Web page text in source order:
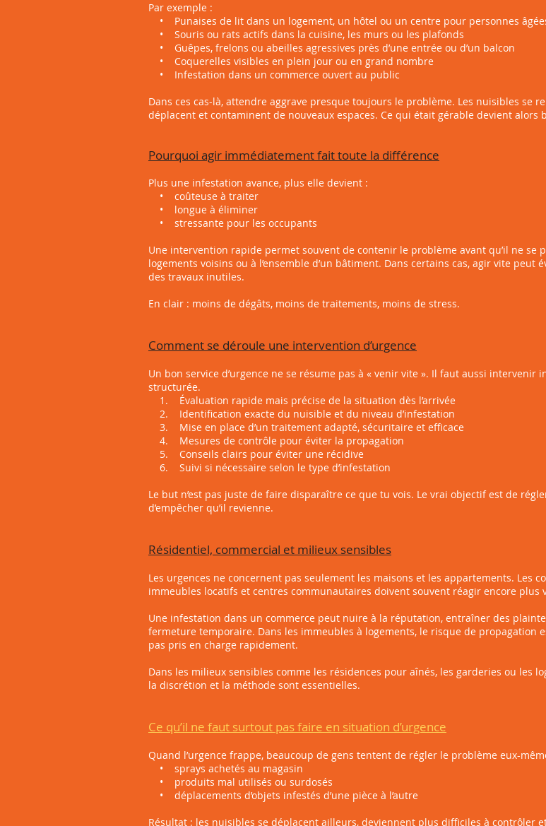
Par exemple :
• Punaises de lit dans un logement, un hôtel ou un centre pour personnes
• Souris ou rats actifs dans la cuisine, les murs ou les plafonds
• Guêpes, frelons ou abeilles agressives près d’une entrée ou d’un balcon
• Coquerelles visibles en plein jour ou en grand nombre
• Infestation dans un commerce ouvert au public
Dans ces cas-là, attendre aggrave presque toujours le problème. Les nuisibles se
déplacent et contaminent de nouveaux espaces. Ce qui était gérable devient alors
Pourquoi agir immédiatement fait toute la différence
Plus une infestation avance, plus elle devient :
• coûteuse à traiter
• longue à éliminer
• stressante pour les occupants
Une intervention rapide permet souvent de contenir le problème avant qu’il ne se
logements voisins ou à l’ensemble d’un bâtiment. Dans certains cas, agir vite
des travaux inutiles.
En clair : moins de dégâts, moins de traitements, moins de stress.
Comment se déroule une intervention d’urgence
Un bon service d’urgence ne se résume pas à « venir vite ». Il faut aussi intervenir
structurée.
1. Évaluation rapide mais précise de la situation dès l’arrivée
2. Identification exacte du nuisible et du niveau d’infestation
3. Mise en place d’un traitement adapté, sécuritaire et efficace
4. Mesures de contrôle pour éviter la propagation
5. Conseils clairs pour éviter une récidive
6. Suivi si nécessaire selon le type d’infestation
Le but n’est pas juste de faire disparaître ce que tu vois. Le vrai objectif est de
d’empêcher qu’il revienne.
Résidentiel, commercial et milieux sensibles
Les urgences ne concernent pas seulement les maisons et les appartements. Les
immeubles locatifs et centres communautaires doivent souvent réagir encore plus
Une infestation dans un commerce peut nuire à la réputation, entraîner des
fermeture temporaire. Dans les immeubles à logements, le risque de propagation
pas pris en charge rapidement.
Dans les milieux sensibles comme les résidences pour aînés, les garderies ou les
la discrétion et la méthode sont essentielles.
Ce qu’il ne faut surtout pas faire en situation d’urgence
Quand l’urgence frappe, beaucoup de gens tentent de régler le problème eux-
• sprays achetés au magasin
• produits mal utilisés ou surdosés
• déplacements d’objets infestés d’une pièce à l’autre
Résultat : les nuisibles se déplacent ailleurs, deviennent plus difficiles à contrôler et